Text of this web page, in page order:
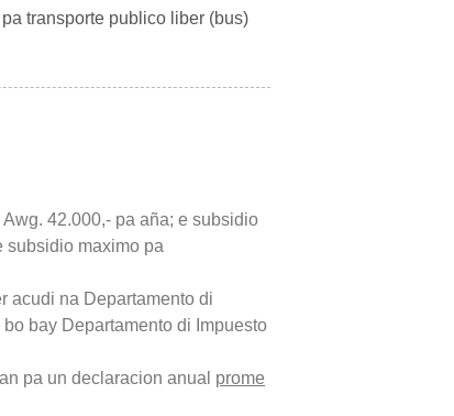
transporte publico liber (bus)
42.000,- pa aña; e subsidio
subsidio maximo pa
acudi na Departamento di
bo bay Departamento di Impuesto
pa un declaracion anual prome